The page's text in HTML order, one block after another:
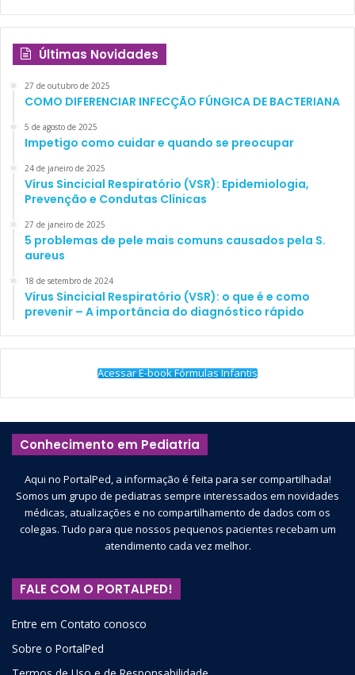
Últimas Novidades
27 de outubro de 2025
COMO DIFERENCIAR INFECÇÃO FÚNGICA DE BACTERIANA
5 de agosto de 2025
Impetigo como cuidar e quando se preocupar
24 de janeiro de 2025
Vírus Sincicial Respiratório (VSR): Epidemiologia,
Prevenção e Condutas Clínicas
27 de janeiro de 2025
5 problemas de pele mais comuns causados pela S.
aureus
18 de setembro de 2024
Vírus Sincicial Respiratório (VSR): o que é e como
prevenir – A importância do diagnóstico rápido
Acessar E-book Fórmulas Infantis
Conhecimento em Pediatria
Aqui no PortalPed, a informação é feita para ser compartilhada!
Somos um grupo de pediatras sempre interessados em novidades
médicas, atualizações e no compartilhamento de dados com os
colegas. Tudo para que nossos pequenos pacientes recebam um
atendimento cada vez melhor.
FALE COM O PORTALPED!
Entre em Contato conosco
Sobre o PortalPed